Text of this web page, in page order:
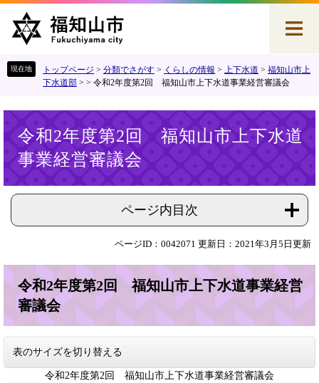
す
し
トップページ > 分類でさがす > くらしの情報 > 上下水道 > 福知山市上
下水道部 > > 令和2年度第2回 福知山市上下水道事業経営審議会
令和2年度第2回 福知山市上下水道
事業経営審議会
ページ内目次
ページID：0042071 更新日：2021年3月5日更新
令和2年度第2回 福知山市上下水道事業経営
審議会
表のサイズを切り替える
令和2年度第2回 福知山市上下水道事業経営審議会